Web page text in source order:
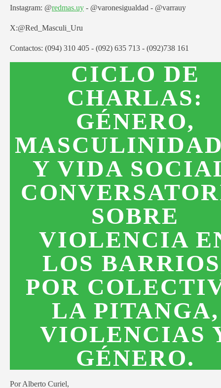
Instagram: @redmas.uy - @varonesigualdad - @varrauy
X:@Red_Masculi_Uru
Contactos: (094) 310 405 - (092) 635 713 - (092)738 161
CICLO DE
CHARLAS:
GÉNERO,
Y VIDA
SOBRE
VIOLENCIA
LOS
POR
LA PITANGA,
VIOLENCIAS
GÉNERO.
Por Alberto Curiel,